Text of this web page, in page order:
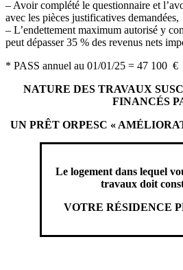
– Avoir complété le questionnaire et
avec les pièces justificatives demandées,
– L’endettement maximum autorisé y
peut dépasser 35 % des revenus nets
* PASS annuel au 01/01/25 = 47 100 €
NATURE DES TRAVAUX
FINANCÉS
UN PRÊT ORPESC «
Le logement dans lequel
travaux doit
VOTRE RÉSIDENCE